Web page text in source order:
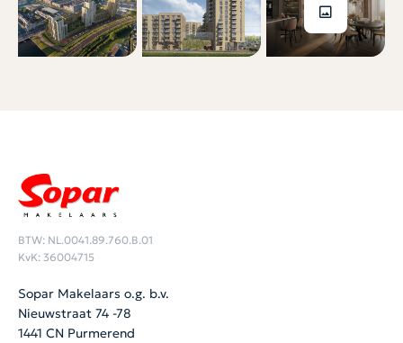
BTW: NL.0041.89.760.B.01
KvK: 36004715
Sopar Makelaars o.g. b.v.
Nieuwstraat 74 -78
1441 CN Purmerend